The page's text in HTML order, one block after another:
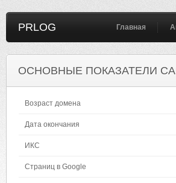
PRLOG Главная
ОСНОВНЫЕ ПОКАЗАТЕЛИ
Возраст домена
Дата окончания
ИКС
Страниц в Google